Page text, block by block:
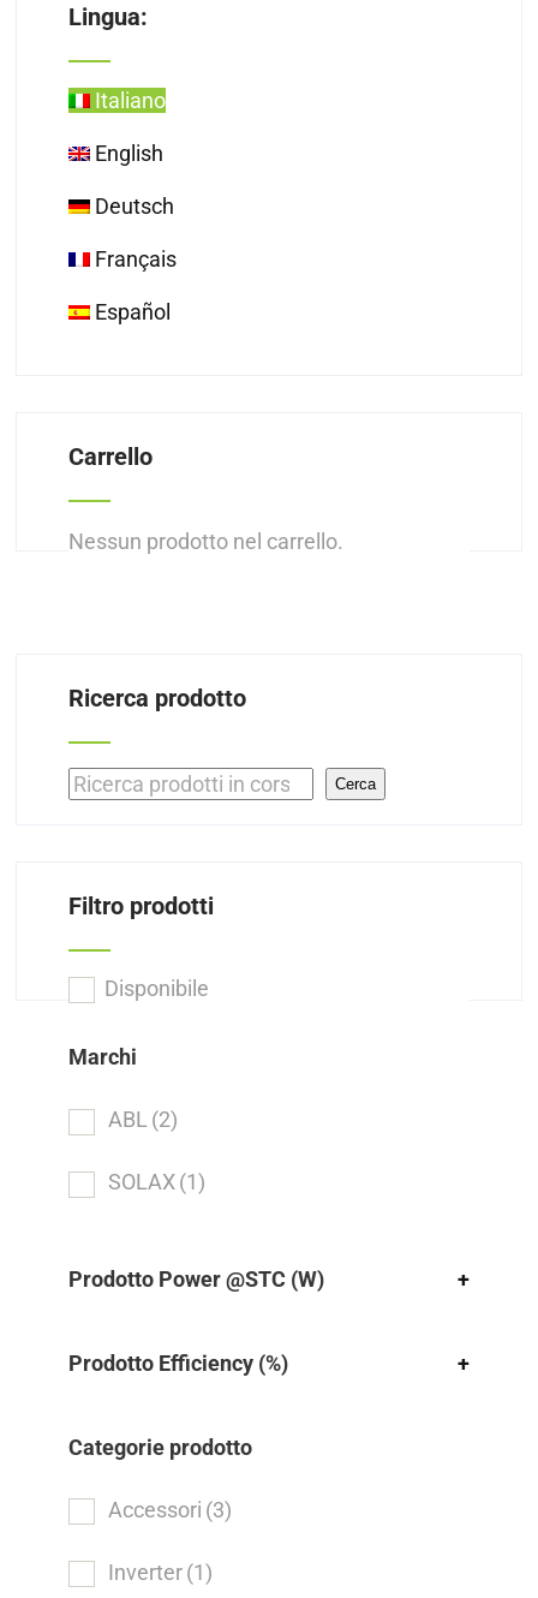
Lingua:
Italiano
English
Deutsch
Français
Español
Carrello
Nessun prodotto nel carrello.
Ricerca prodotto
Cerca Cerca
Filtro prodotti
Disponibile
Marchi
ABL (2)
SOLAX (1)
Prodotto Power @STC (W) +
Prodotto Efficiency (%) +
Categorie prodotto
Accessori (3)
Inverter (1)